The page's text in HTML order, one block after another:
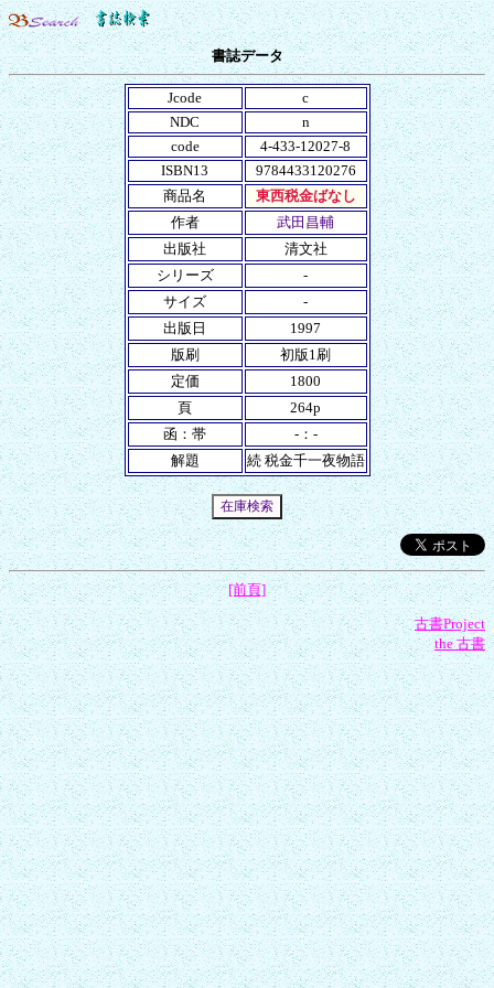
書誌データ
Jcode
c
NDC
n
code
4-433-12027-8
ISBN13
9784433120276
商品名
東西税金ばなし
作者
武田昌輔
出版社
清文社
シリーズ
-
サイズ
-
出版日
1997
版刷
初版1刷
定価
1800
頁
264p
函：帯
-：-
解題
続 税金千一夜物語
[前頁]
古書Project
the 古書